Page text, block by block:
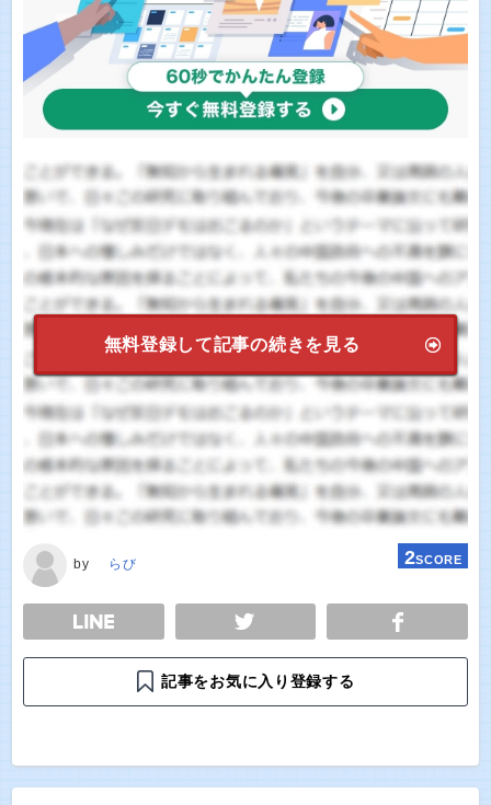
無料登録して記事の続きを見る
by らび 2SCORE
TWEET
記事をお気に入り登録する